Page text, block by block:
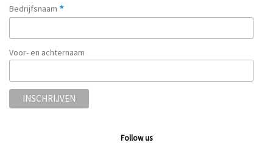
Bedrijfsnaam *
Voor- en achternaam
Follow us